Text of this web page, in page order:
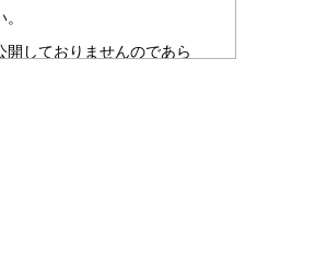
しておりませんのであら